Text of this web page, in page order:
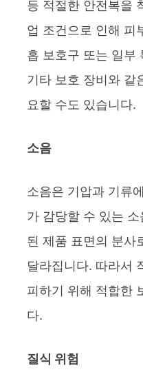
등 적절한 안전복을
업 조건으로 인해 피
흡 보호구 또는 일부
기타 보호 장비와 같
요할 수도 있습니다.
소음
소음은 기압과 기류
가 감당할 수 있는
된 제품 표면의 분사
달라집니다. 따라서
피하기 위해 적합한
다.
질식 위험